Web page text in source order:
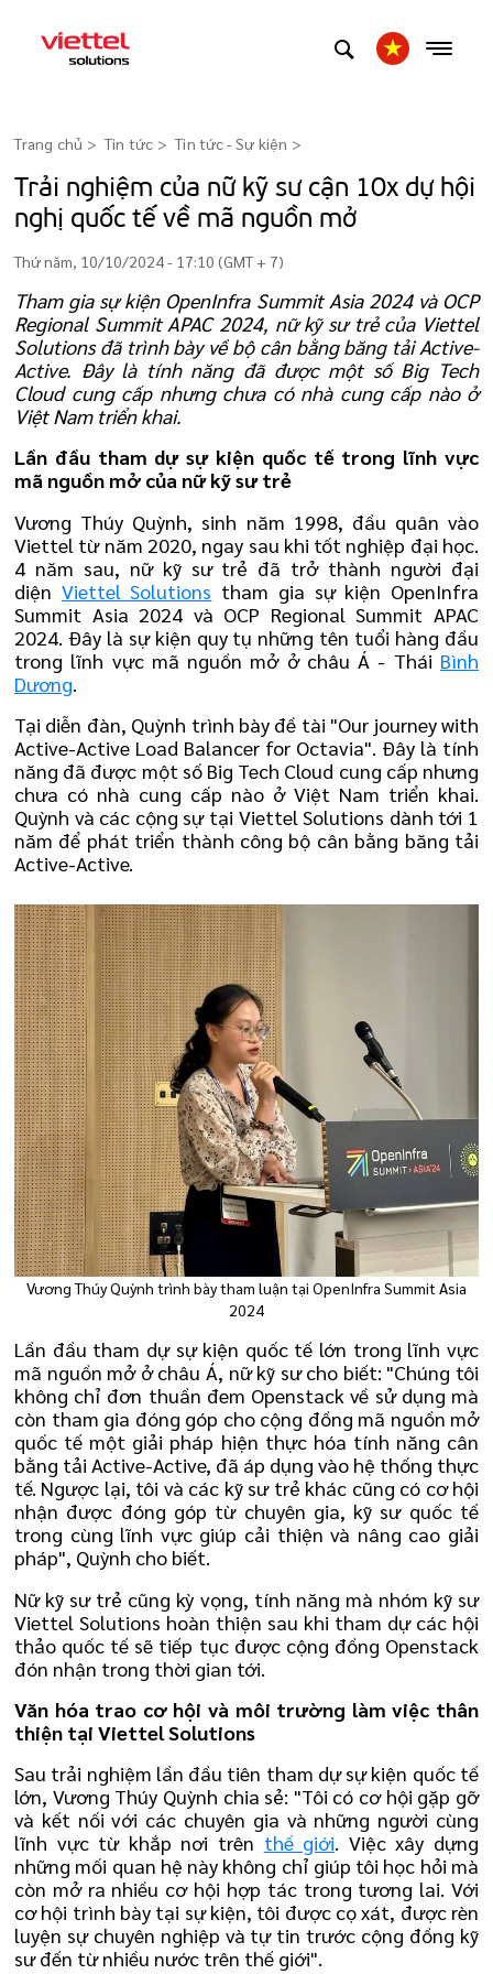
Trang chủ Tin tức Tin tức - Sự kiện >
Trải nghiệm của nữ kỹ sư cận 10x dự hội
nghị quốc tế về mã nguồn mở
Thứ năm, 10/10/2024 - 17:10 (GMT + 7)
Tham gia sự kiện OpenInfra Summit Asia 2024 và OCP
Regional Summit APAC 2024, nữ kỹ sư trẻ của Viettel
Solutions đã trình bày về bộ cân bằng băng tải Active-
Active. Đây là tính năng đã được một số Big Tech
Cloud cung cấp nhưng chưa có nhà cung cấp nào ở
Việt Nam triển khai.
Lần đầu tham dự sự kiện quốc tế trong lĩnh vực
mã nguồn mở của nữ kỹ sư trẻ
Vương Thúy Quỳnh, sinh năm 1998, đầu quân vào
Viettel từ năm 2020, ngay sau khi tốt nghiệp đại học.
4 năm sau, nữ kỹ sư trẻ đã trở thành người đại
diện Viettel Solutions tham gia sự kiện OpenInfra
Summit Asia 2024 và OCP Regional Summit APAC
2024. Đây là sự kiện quy tụ những tên tuổi hàng đầu
trong lĩnh vực mã nguồn mở ở châu Á - Thái Bình
Dương
Tại diễn đàn, Quỳnh trình bày đề tài "Our journey with
Active-Active Load Balancer for Octavia". Đây là tính
năng đã được một số Big Tech Cloud cung cấp nhưng
chưa có nhà cung cấp nào ở Việt Nam triển khai.
Quỳnh và các cộng sự tại Viettel Solutions dành tới 1
năm để phát triển thành công bộ cân bằng băng tải
Active-Active.
Vương Thúy Quỳnh trình bày tham luận tại OpenInfra Summit Asia
2024
Lần đầu tham dự sự kiện quốc tế lớn trong lĩnh vực
mã nguồn mở ở châu Á, nữ kỹ sư cho biết: "Chúng tôi
không chỉ đơn thuần đem Openstack về sử dụng mà
còn tham gia đóng góp cho cộng đồng mã nguồn mở
quốc tế một giải pháp hiện thực hóa tính năng cân
bằng tải Active-Active, đã áp dụng vào hệ thống thực
tế. Ngược lại, tôi và các kỹ sư trẻ khác cũng có cơ hội
nhận được đóng góp từ chuyên gia, kỹ sư quốc tế
trong cùng lĩnh vực giúp cải thiện và nâng cao giải
pháp", Quỳnh cho biết.
Nữ kỹ sư trẻ cũng kỳ vọng, tính năng mà nhóm kỹ sư
Viettel Solutions hoàn thiện sau khi tham dự các hội
thảo quốc tế sẽ tiếp tục được cộng đồng Openstack
đón nhận trong thời gian tới.
Văn hóa trao cơ hội và môi trường làm việc thân
thiện tại Viettel Solutions
Sau trải nghiệm lần đầu tiên tham dự sự kiện quốc tế
lớn, Vương Thúy Quỳnh chia sẻ: "Tôi có cơ hội gặp gỡ
và kết nối với các chuyên gia và những người cùng
lĩnh vực từ khắp nơi trên thế giới. Việc xây dựng
những mối quan hệ này không chỉ giúp tôi học hỏi mà
còn mở ra nhiều cơ hội hợp tác trong tương lai. Với
cơ hội trình bày tại sự kiện, tôi được cọ xát, được rèn
luyện sự chuyên nghiệp và tự tin trước cộng đồng kỹ
sư đến từ nhiều nước trên thế giới".